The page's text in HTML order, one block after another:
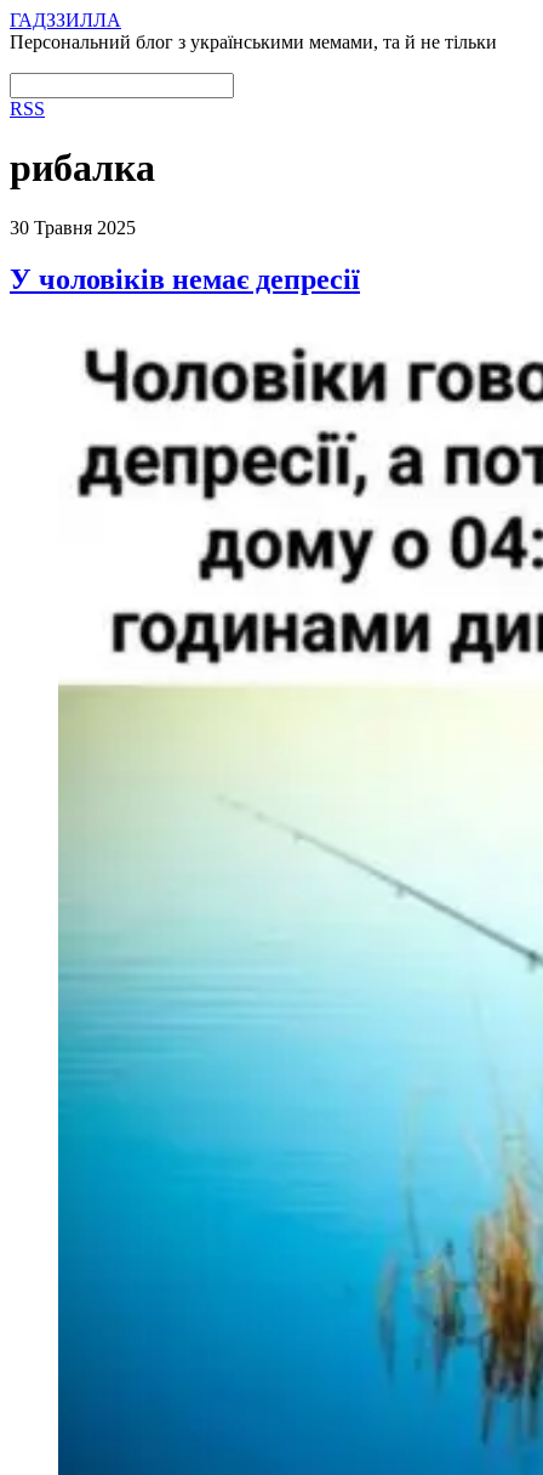
ГАДЗЗИЛЛА
Персональний блог з українськими мемами, та й не тільки
RSS
рибалка
30 Травня 2025
У чоловіків немає депресії